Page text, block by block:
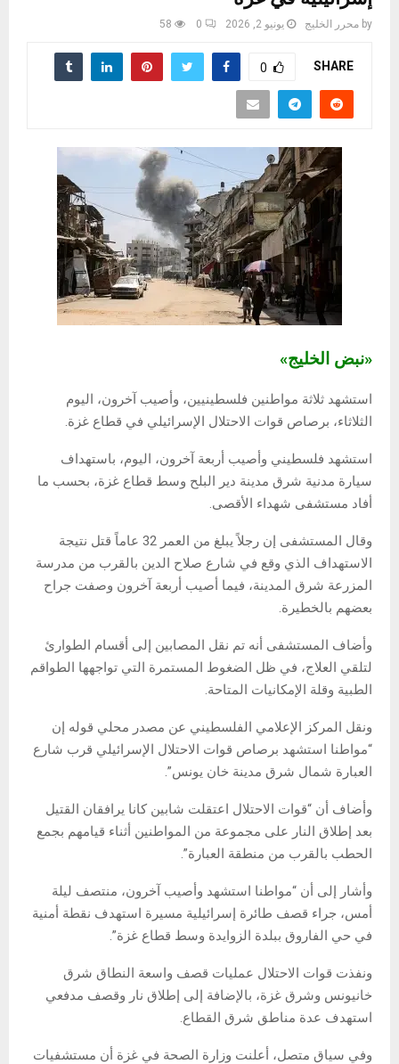
by محرر الخليج يونيو 2, 2026 0
58
SHARE
0
«نبض الخليج»
استشهد ثلاثة مواطنين فلسطينيين، وأصيب آخرون، اليوم
الثلاثاء، برصاص قوات الاحتلال الإسرائيلي في قطاع غزة.
استشهد فلسطيني وأصيب أربعة آخرون، اليوم، باستهداف
سيارة مدنية شرق مدينة دير البلح وسط قطاع غزة، بحسب ما
أفاد مستشفى شهداء الأقصى.
وقال المستشفى إن رجلاً يبلغ من العمر 32 عاماً قتل نتيجة
الاستهداف الذي وقع في شارع صلاح الدين بالقرب من مدرسة
المزرعة شرق المدينة، فيما أصيب أربعة آخرون وصفت جراح
بعضهم بالخطيرة.
وأضاف المستشفى أنه تم نقل المصابين إلى أقسام الطوارئ
لتلقي العلاج، في ظل الضغوط المستمرة التي تواجهها الطواقم
الطبية وقلة الإمكانيات المتاحة.
ونقل المركز الإعلامي الفلسطيني عن مصدر محلي قوله إن
“مواطنا استشهد برصاص قوات الاحتلال الإسرائيلي قرب شارع
العبارة شمال شرق مدينة خان يونس”.
وأضاف أن “قوات الاحتلال اعتقلت شابين كانا يرافقان القتيل
بعد إطلاق النار على مجموعة من المواطنين أثناء قيامهم بجمع
الحطب بالقرب من منطقة العبارة”.
وأشار إلى أن “مواطنا استشهد وأصيب آخرون، منتصف ليلة
أمس، جراء قصف طائرة إسرائيلية مسيرة استهدف نقطة أمنية
في حي الفاروق ببلدة الزوايدة وسط قطاع غزة”.
ونفذت قوات الاحتلال عمليات قصف واسعة النطاق شرق
خانيونس وشرق غزة، بالإضافة إلى إطلاق نار وقصف مدفعي
استهدف عدة مناطق شرق القطاع.
وفي سياق متصل، أعلنت وزارة الصحة في غزة أن مستشفيات